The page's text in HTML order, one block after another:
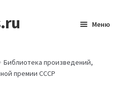
Меню
Библиотека произведений,
премии СССР